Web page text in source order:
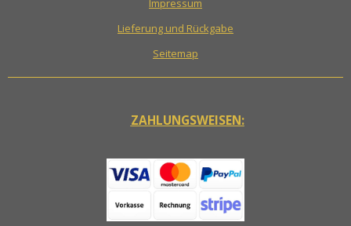
Impressum
Lieferung und Rückgabe
Seitemap
ZAHLUNGSWEISEN: